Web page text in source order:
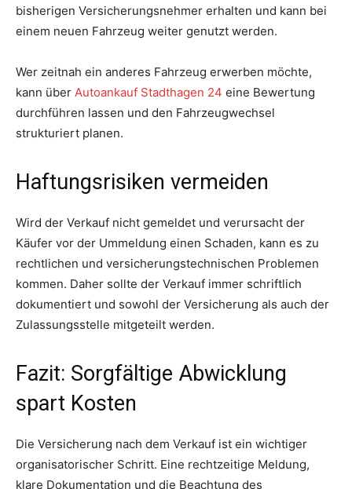
bisherigen Versicherungsnehmer erhalten und kann bei
einem neuen Fahrzeug weiter genutzt werden.
Wer zeitnah ein anderes Fahrzeug erwerben möchte,
kann über Autoankauf Stadthagen 24 eine Bewertung
durchführen lassen und den Fahrzeugwechsel
strukturiert planen.
Haftungsrisiken vermeiden
Wird der Verkauf nicht gemeldet und verursacht der
Käufer vor der Ummeldung einen Schaden, kann es zu
rechtlichen und versicherungstechnischen Problemen
kommen. Daher sollte der Verkauf immer schriftlich
dokumentiert und sowohl der Versicherung als auch der
Zulassungsstelle mitgeteilt werden.
Fazit: Sorgfältige Abwicklung
spart Kosten
Die Versicherung nach dem Verkauf ist ein wichtiger
organisatorischer Schritt. Eine rechtzeitige Meldung,
klare Dokumentation und die Beachtung des